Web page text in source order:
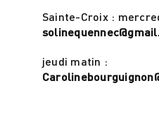
Sainte-Croix :
jeudi matin :